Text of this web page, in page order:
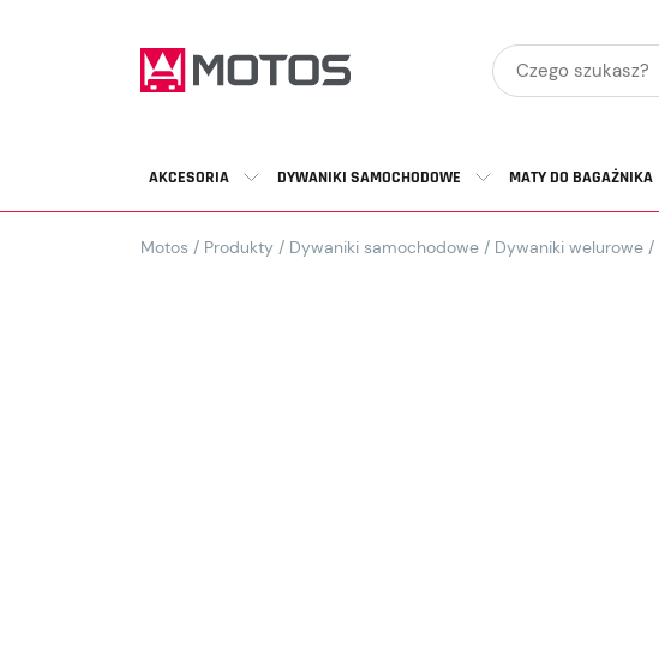
AKCESORIA DYWANIKI SAMOCHODOWE MATY DO BAGAŻNIKA
Motos / Produkty / Dywaniki samochodowe / Dywaniki welurowe /